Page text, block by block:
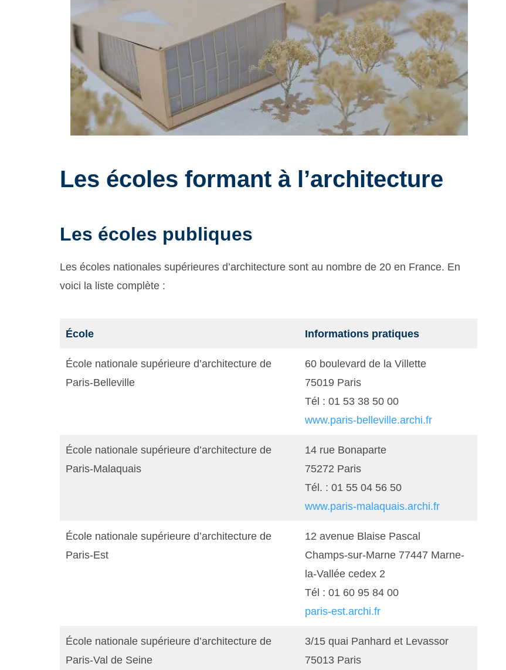
Les écoles formant à l’architecture
Les écoles publiques
Les écoles nationales supérieures d’architecture sont au nombre de 20 en France. En
voici la liste complète :
École Informations pratiques
École nationale supérieure d’architecture de
Paris-Belleville
60 boulevard de la Villette
75019 Paris
Tél : 01 53 38 50 00
www.paris-belleville.archi.fr
École nationale supérieure d’architecture de
Paris-Malaquais
14 rue Bonaparte
75272 Paris
Tél. : 01 55 04 56 50
www.paris-malaquais.archi.fr
École nationale supérieure d’architecture de
Paris-Est
12 avenue Blaise Pascal
Champs-sur-Marne 77447 Marne-
la-Vallée cedex 2
Tél : 01 60 95 84 00
paris-est.archi.fr
École nationale supérieure d’architecture de
Paris-Val de Seine
3/15 quai Panhard et Levassor
75013 Paris